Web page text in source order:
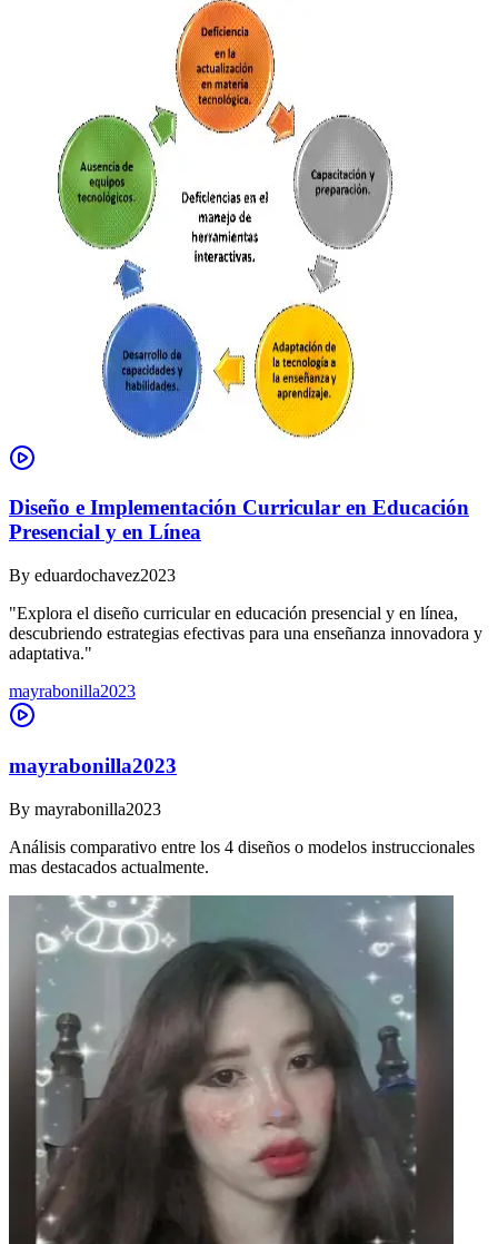
Diseño e Implementación Curricular en Educación
Presencial y en Línea
By eduardochavez2023
"Explora el diseño curricular en educación presencial y en línea,
descubriendo estrategias efectivas para una enseñanza innovadora y
adaptativa."
mayrabonilla2023
mayrabonilla2023
By mayrabonilla2023
Análisis comparativo entre los 4 diseños o modelos instruccionales
mas destacados actualmente.